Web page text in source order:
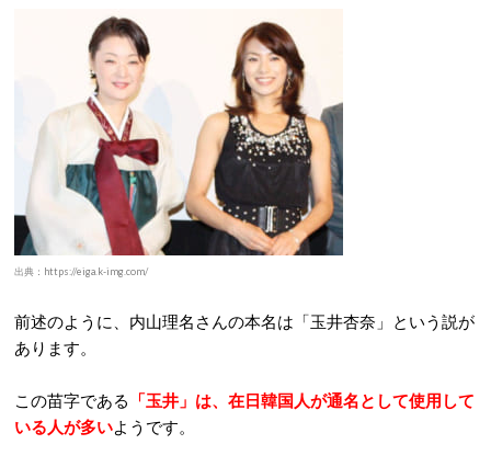
出典：https://eiga.k-img.com/
前述のように、内山理名さんの本名は「玉井杏奈」という説が
あります。
この苗字である
「玉井」は、在日韓国人が通名として使用して
いる人が多いようです。